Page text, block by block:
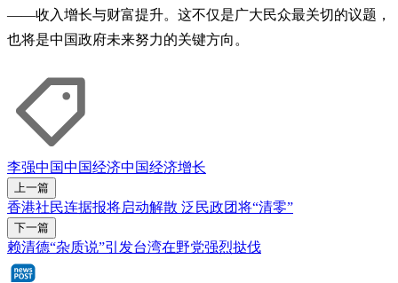
——收入增长与财富提升。这不仅是广大民众最关切的议题，
也将是中国政府未来努力的关键方向。
李强中国中国经济中国经济增长
上一篇
香港社民连据报将启动解散 泛民政团将“清零”
下一篇
赖清德“杂质说”引发台湾在野党强烈挞伐